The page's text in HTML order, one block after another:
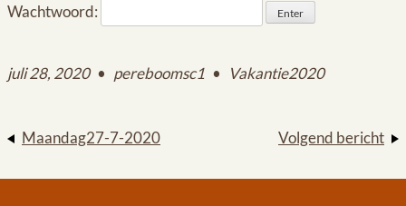
Wachtwoord:
juli 28, 2020 • pereboomsc1 • Vakantie2020
Maandag27-7-2020 Volgend bericht